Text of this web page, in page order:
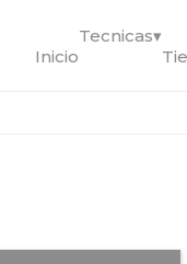
Inicio
Tecnicas▾